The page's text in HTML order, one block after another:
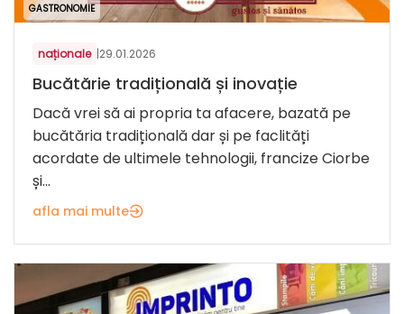
GASTRONOMIE
naționale |29.01.2026
Bucătărie tradițională și inovație
Dacă vrei să ai propria ta afacere, bazată pe
bucătăria tradițională dar și pe faclități
acordate de ultimele tehnologii, francize Ciorbe
și...
afla mai multe